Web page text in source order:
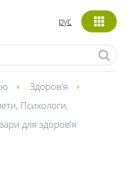
рус
Здоров'я
, Психологи,
для здоров'я